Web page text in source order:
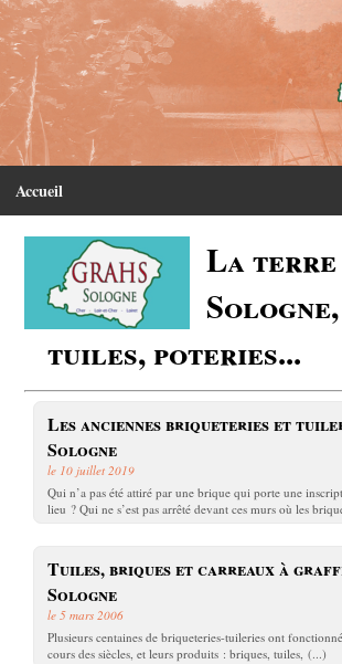
Accueil
La terre
tuiles, poteries...
Les anciennes briqueteries et
Sologne
le 10 juillet 2019
Qui n’a pas été attiré par une brique qui porte une
lieu ? Qui ne s’est pas arrêté devant ces murs où les
Tuiles, briques et carreaux à
Sologne
le 5 mars 2006
Plusieurs centaines de briqueteries-tuileries ont
cours des siècles, et leurs produits : briques, tuiles, (...)